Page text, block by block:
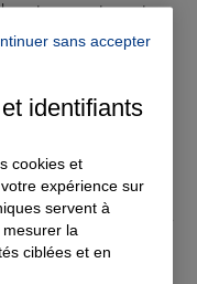
votre appartement,
sont là pour vous
son atmosphère
dynamisme de Barbès,
pour circuler
arrondissement.
emblématique de la
contre les
immobilier à Paris
votre projet. Enfin,
couverture optimale
dans le 18ème
sans accepter
identifiants
cookies et
expérience sur
servent à
la
ciblées et en